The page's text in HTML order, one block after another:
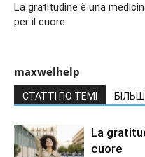
La gratitudine è una
per il cuore
maxwelhelp
СТАТТІ ПО ТЕМІ
La
cuore